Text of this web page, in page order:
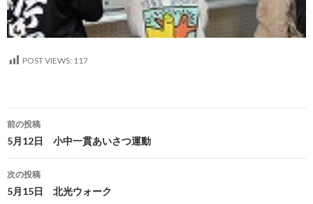
POST VIEWS: 117
投
稿
ナ
ビ
前の投稿
5月12日 小中一貫あいさつ運動
次の投稿
5月15日 北光ウォーク